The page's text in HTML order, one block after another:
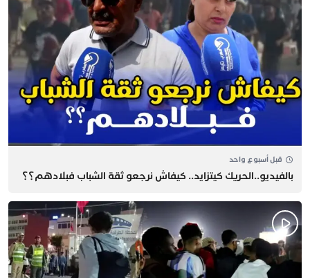
قبل أسبوع واحد
بالفيديو..الحريك كيتزايد.. كيفاش نرجعو ثقة الشباب فبلادهم؟؟